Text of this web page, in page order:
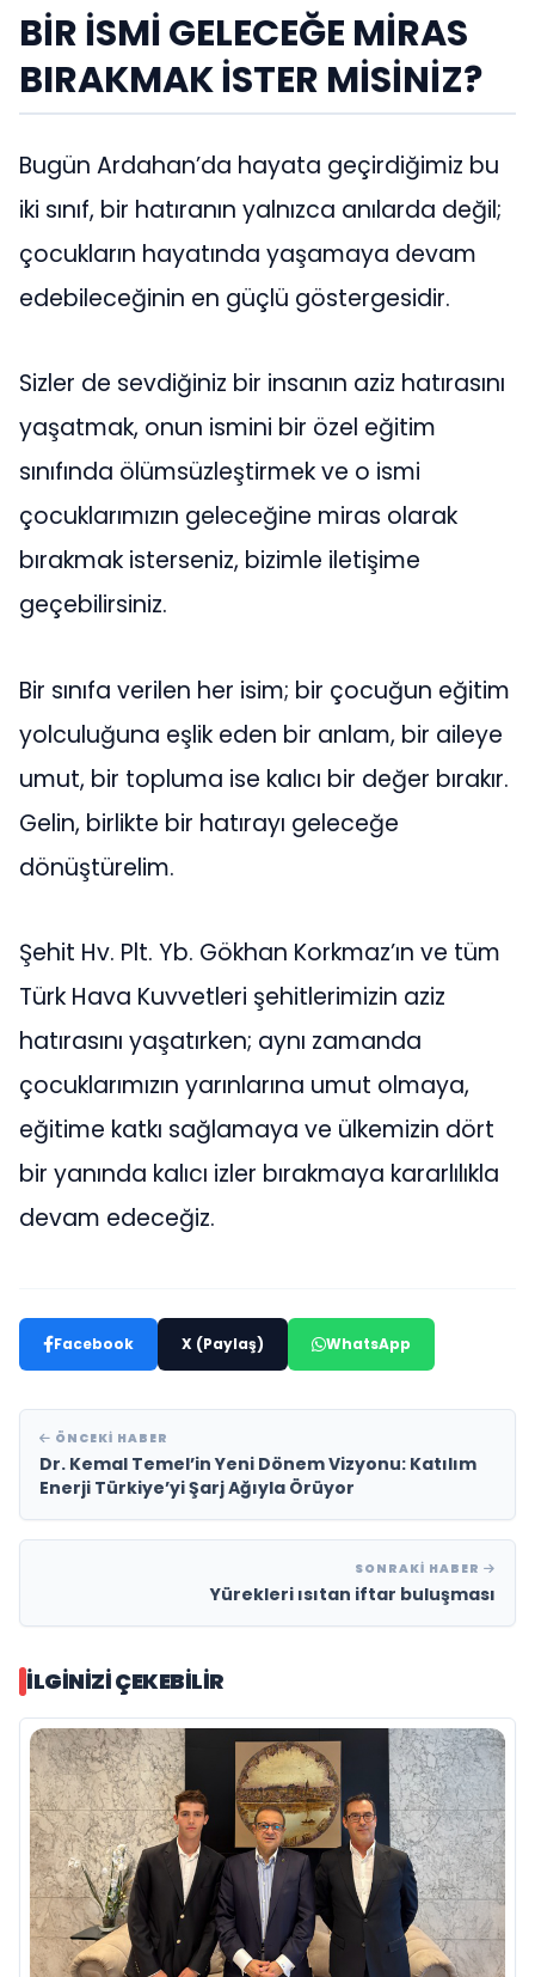
BİR İSMİ GELECEĞE MİRAS
BIRAKMAK İSTER MİSİNİZ?
Bugün Ardahan’da hayata geçirdiğimiz bu
iki sınıf, bir hatıranın yalnızca anılarda değil;
çocukların hayatında yaşamaya devam
edebileceğinin en güçlü göstergesidir.
Sizler de sevdiğiniz bir insanın aziz hatırasını
yaşatmak, onun ismini bir özel eğitim
sınıfında ölümsüzleştirmek ve o ismi
çocuklarımızın geleceğine miras olarak
bırakmak isterseniz, bizimle iletişime
geçebilirsiniz.
Bir sınıfa verilen her isim; bir çocuğun eğitim
yolculuğuna eşlik eden bir anlam, bir aileye
umut, bir topluma ise kalıcı bir değer bırakır.
Gelin, birlikte bir hatırayı geleceğe
dönüştürelim.
Şehit Hv. Plt. Yb. Gökhan Korkmaz’ın ve tüm
Türk Hava Kuvvetleri şehitlerimizin aziz
hatırasını yaşatırken; aynı zamanda
çocuklarımızın yarınlarına umut olmaya,
eğitime katkı sağlamaya ve ülkemizin dört
bir yanında kalıcı izler bırakmaya kararlılıkla
devam edeceğiz.
Facebook X (Paylaş) WhatsApp
ÖNCEKI HABER
Dr. Kemal Temel’in Yeni Dönem Vizyonu: Katılım
Enerji Türkiye’yi Şarj Ağıyla Örüyor
SONRAKI HABER
Yürekleri ısıtan iftar buluşması
İLGINIZI ÇEKEBILIR